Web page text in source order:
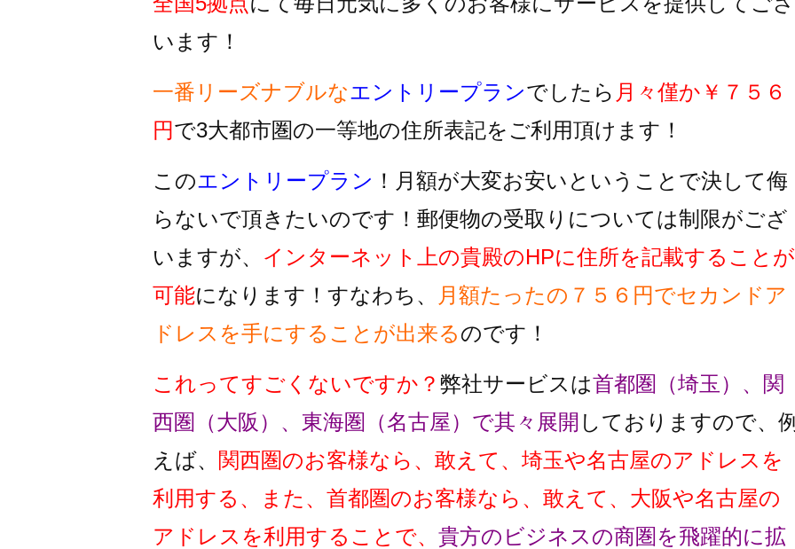
います！
一番リーズナブルなエントリープランでしたら 月々僅か￥７５６
円で3大都市圏の一等地の住所表記をご利用頂けます！
このエントリープラン ！月額が大変お安いということで決して侮
らないで頂きたいのです！郵便物の受取りについては制限がござ
いますが、 インターネット上の貴殿のHPに住所を記載することが
可能になります！すなわち、
月額たったの７５６円でセカンドア
ドレスを手にすることが出来るのです！
これってすごくないですか？ 弊社サービスは首都圏（埼玉）、関
西圏（大阪）、東海圏（名古屋）で其々展開 しておりますので、例
えば、 関西圏のお客様なら、敢えて、埼玉や名古屋のアドレスを
利用する、また、首都圏のお客様なら、敢えて、大阪や名古屋の
アドレスを利用することで、 貴方のビジネスの商圏を飛躍的に拡